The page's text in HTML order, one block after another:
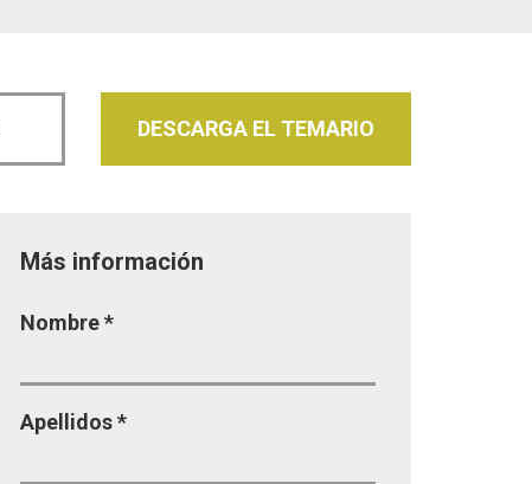
DESCARGA EL TEMARIO
Más información
Nombre*
Apellidos*